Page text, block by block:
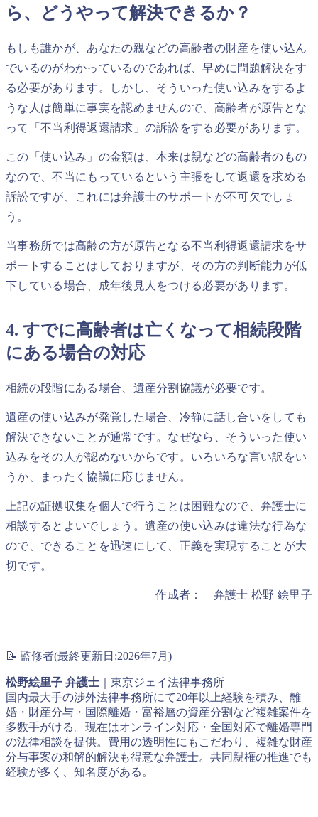
ら、どうやって解決できるか？
もしも誰かが、あなたの親などの高齢者の財産を使い込ん
でいるのがわかっているのであれば、早めに問題解決をす
る必要があります。しかし、そういった使い込みをするよ
うな人は簡単に事実を認めませんので、高齢者が原告とな
って「不当利得返還請求」の訴訟をする必要があります。
この「使い込み」の金額は、本来は親などの高齢者のもの
なので、不当にもっているという主張をして返還を求める
訴訟ですが、これには弁護士のサポートが不可欠でしょ
う。
当事務所では高齢の方が原告となる不当利得返還請求をサ
ポートすることはしておりますが、その方の判断能力が低
下している場合、成年後見人をつける必要があります。
4. すでに高齢者は亡くなって相続段階
にある場合の対応
相続の段階にある場合、遺産分割協議が必要です。
遺産の使い込みが発覚した場合、冷静に話し合いをしても
解決できないことが通常です。なぜなら、そういった使い
込みをその人が認めないからです。いろいろな言い訳をい
うか、まったく協議に応じません。
上記の証拠収集を個人で行うことは困難なので、弁護士に
相談するとよいでしょう。遺産の使い込みは違法な行為な
ので、できることを迅速にして、正義を実現することが大
切です。
作成者： 弁護士 松野 絵里子
📝 監修者(最終更新日:2026年7月)
松野絵里子 弁護士 ｜東京ジェイ法律事務所
国内最大手の渉外法律事務所にて20年以上経験を積み、離
婚・財産分与・国際離婚・富裕層の資産分割など複雑案件を
多数手がける。現在はオンライン対応・全国対応で離婚専門
の法律相談を提供。費用の透明性にもこだわり、複雑な財産
分与事案の和解的解決も得意な弁護士。共同親権の推進でも
経験が多く、知名度がある。